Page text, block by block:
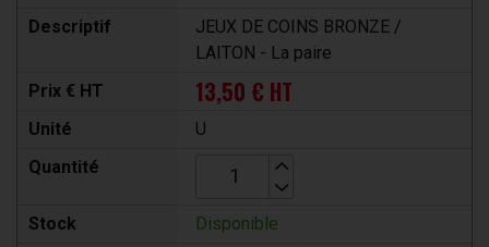
Descriptif
JEUX DE COINS BRONZE /
LAITON - La paire
Prix € HT
13,50 € HT
Unité
U
Quantité
Stock Disponible